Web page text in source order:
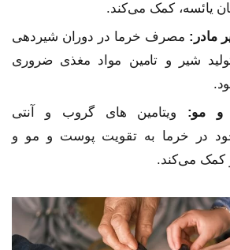
یائسه، کمک می‌کند.
مادر: مصرف خرما در دوران شیردهی
شیر و تامین مواد مغذی ضروری
و مو: ویتامین های گروب و آنتی
در خرما به تقویت پوست و مو و
می‌کند.